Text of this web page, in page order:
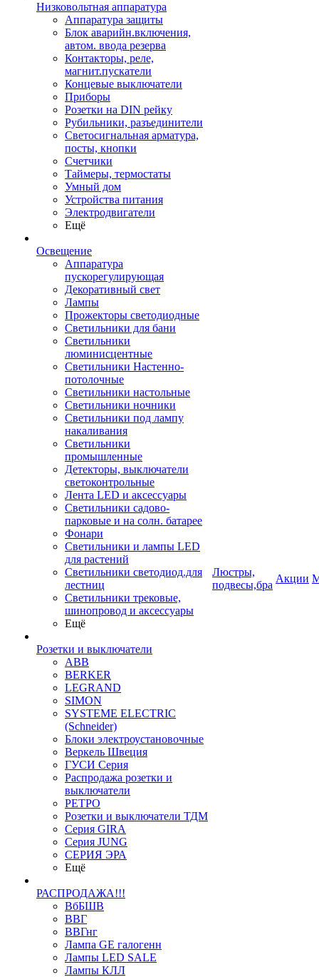
Низковольтная аппаратура
Аппаратура защиты
Блок аварийн.включения,
автом. ввода резерва
Контакторы, реле,
магнит.пускатели
Концевые выключатели
Приборы
Розетки на DIN рейку
Рубильники, разъединители
Светосигнальная арматура,
посты, кнопки
Счетчики
Таймеры, термостаты
Умный дом
Устройства питания
Электродвигатели
Ещё
Освещение
Аппаратура
пускорегулирующая
Декоративный свет
Лампы
Прожекторы светодиодные
Светильники для бани
Светильники
люминисцентные
Светильники Настенно-
потолочные
Светильники настольные
Светильники ночники
Светильники под лампу
накаливания
Светильники
промышленные
Детекторы, выключатели
светоконтрольные
Лента LED и аксессуары
Светильники садово-
парковые и на солн. батарее
Фонари
Светильники и лампы LED
для растений
Светильники светодиод.для
лестниц
Светильники трековые,
шинопровод и аксессуары
Ещё
Розетки и выключатели
ABB
BERKER
LEGRAND
SIMON
SYSTEME ELECTRIC
(Schneider)
Блоки электроустановочные
Веркель Швеция
ГУСИ Серия
Распродажа розетки и
выключатели
РЕТРО
Розетки и выключатели ТДМ
Серия GIRA
Серия JUNG
СЕРИЯ ЭРА
Ещё
РАСПРОДАЖА!!!
ВбБШВ
ВВГ
ВВГнг
Лампа GE галогенн
Лампы LED SALE
Лампы КЛЛ
Люстры,
подвесы,бра
Акции